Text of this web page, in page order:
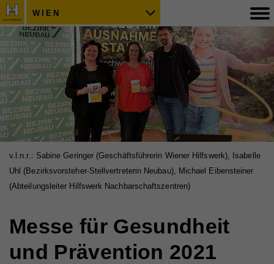
WIEN
v.l.n.r.: Sabine Geringer (Geschäftsführerin Wiener Hilfswerk), Isabelle
Uhl (Bezirksvorsteher-Stellvertreterin Neubau), Michael Eibensteiner
(Abteilungsleiter Hilfswerk Nachbarschaftszentren)
Messe für Gesundheit
und Prävention 2021